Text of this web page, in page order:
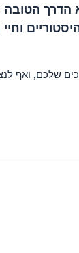
הטובה
שלכם, ואף